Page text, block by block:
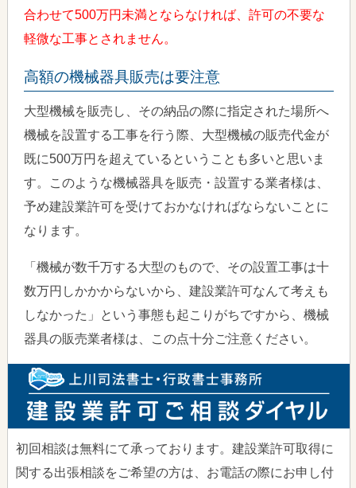
合わせて500万円未満とならなければ、許可の不要な
軽微な工事とされません。
高額の機械器具販売は要注意
大型機械を販売し、その納品の際に指定された場所へ
機械を設置する工事を行う際、大型機械の販売代金が
既に500万円を超えているということも多いと思いま
す。このような機械器具を販売・設置する業者様は、
予め建設業許可を受けておかなければならないことに
なります。
「機械が数千万する大型のもので、その設置工事は十
数万円しかかからないから、建設業許可なんて考えも
しなかった」という事態も起こりがちですから、機械
器具の販売業者様は、この点十分ご注意ください。
初回相談は無料にて承っております。建設業許可取得に
関する出張相談をご希望の方は、お電話の際にお申し付